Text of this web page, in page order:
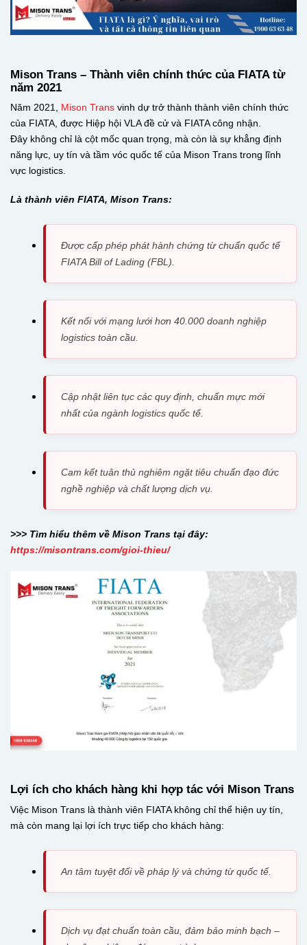
Mison Trans – Thành viên chính thức của FIATA từ
năm 2021
Năm 2021, Mison Trans vinh dự trở thành thành viên chính thức
của FIATA, được Hiệp hội VLA đề cử và FIATA công nhận.
Đây không chỉ là cột mốc quan trọng, mà còn là sự khẳng định
năng lực, uy tín và tầm vóc quốc tế của Mison Trans trong lĩnh
vực logistics.
Là thành viên FIATA, Mison Trans:
Được cấp phép phát hành chứng từ chuẩn quốc tế
FIATA Bill of Lading (FBL).
Kết nối với mạng lưới hơn 40.000 doanh nghiệp
logistics toàn cầu.
Cập nhật liên tục các quy định, chuẩn mực mới
nhất của ngành logistics quốc tế.
Cam kết tuân thủ nghiêm ngặt tiêu chuẩn đạo đức
nghề nghiệp và chất lượng dịch vụ.
>>> Tìm hiểu thêm về Mison Trans tại đây:
https://misontrans.com/gioi-thieu/
Lợi ích cho khách hàng khi hợp tác với Mison Trans
Việc Mison Trans là thành viên FIATA không chỉ thể hiện uy tín,
mà còn mang lại lợi ích trực tiếp cho khách hàng:
An tâm tuyệt đối về pháp lý và chứng từ quốc tế.
Dịch vụ đạt chuẩn toàn cầu, đảm bảo minh bạch –